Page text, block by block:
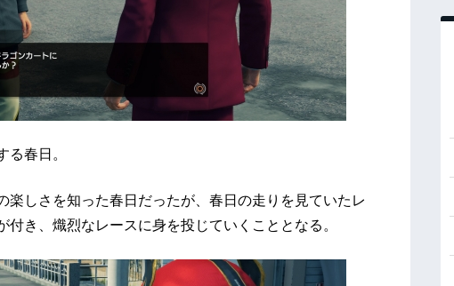
春日。
楽しさを知った春日だったが、春日の走りを見ていたレ
き、熾烈なレースに身を投じていくこととなる。